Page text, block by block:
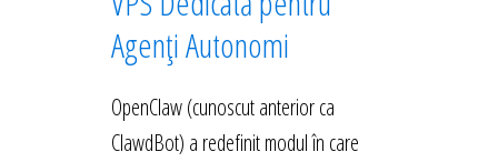
Agenți Autonomi
OpenClaw (cunoscut anterior ca
ClawdBot) a redefinit modul în care